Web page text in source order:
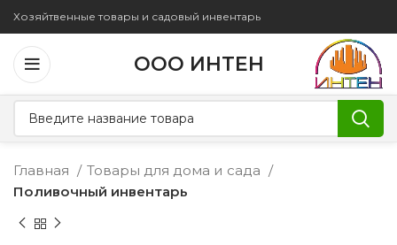
Хозяйтвенные товары и садовый инвентарь
ООО ИНТЕН
Главная
Товары для дома и сада
Поливочный инвентарь